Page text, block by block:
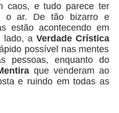
caos, e tudo parece ter
o ar. De tão bizarro e
estão acontecendo em
lado, aVerdade Crística
possível nas mentes
pessoas, enquanto do
que venderam ao
e ruindo em todas as